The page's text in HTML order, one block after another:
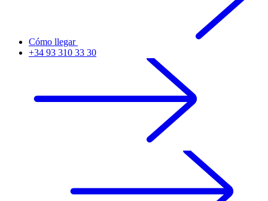
Cómo llegar
+34 93 310 33 30